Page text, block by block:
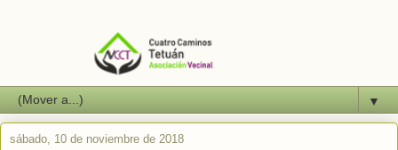
▼
sábado, 10 de noviembre de 2018